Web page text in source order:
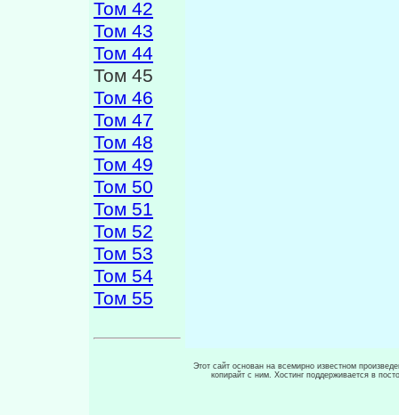
Том 42
Том 43
Том 44
Том 45
Том 46
Том 47
Том 48
Том 49
Том 50
Том 51
Том 52
Том 53
Том 54
Том 55
Этот сайт основан на всемирно известном
копирайт с ним. Хостинг поддерживается в